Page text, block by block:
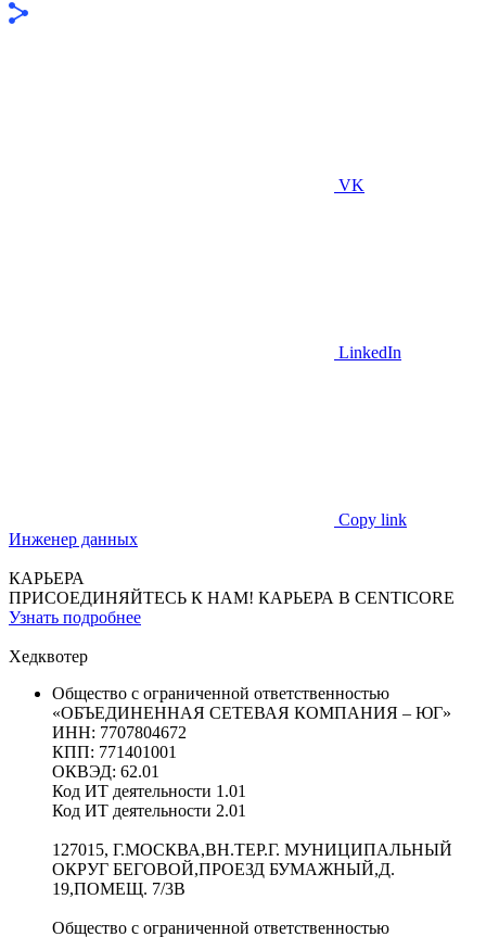
VK
LinkedIn
Copy link
Инженер данных
КАРЬЕРА
ПРИСОЕДИНЯЙТЕСЬ К НАМ! КАРЬЕРА В CENTICORE
Узнать подробнее
Хедквотер
Общество с ограниченной ответственностью
«ОБЪЕДИНЕННАЯ СЕТЕВАЯ КОМПАНИЯ – ЮГ»
ИНН: 7707804672
КПП: 771401001
ОКВЭД: 62.01
Код ИТ деятельности 1.01
Код ИТ деятельности 2.01
127015, Г.МОСКВА,ВН.ТЕР.Г. МУНИЦИПАЛЬНЫЙ
ОКРУГ БЕГОВОЙ,ПРОЕЗД БУМАЖНЫЙ,Д.
19,ПОМЕЩ. 7/3В
Общество с ограниченной ответственностью